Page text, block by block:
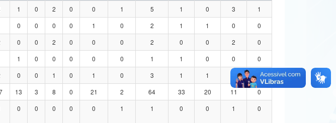
1 0 2 0 0 1 5 1 0 3
1
0 0 0 0 1 0 2 1 1 0
0
0 0 2 0 0 0 2 0 0 2
0
1 0 0 0 0 0 1 1 0 0
0
0 0 1 0 1 0 3 1 1
0
13 3 8 0 21 2 64 33 20 11
0
0 0 0 0 0 1 1 0 0 1 0